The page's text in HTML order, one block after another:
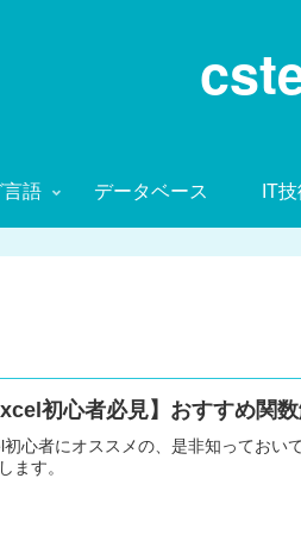
語 データベース IT
初心者必見】おすすめ関数
初心者にオススメの、是非知っておい
ます。